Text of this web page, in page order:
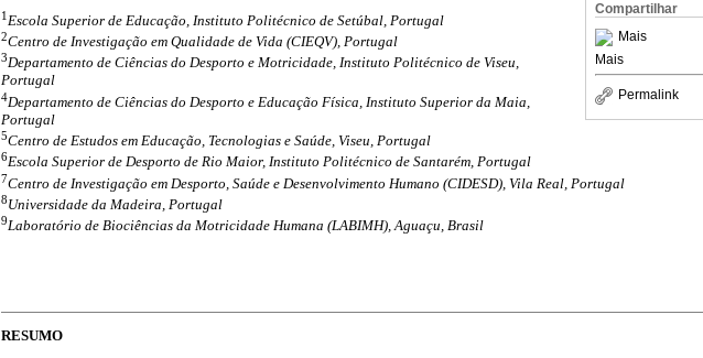
Compartilhar
Mais
Mais
Permalink
1 Escola Superior de Educação, Instituto Politécnico de Setúbal, Portugal
2Centro de Investigação em Qualidade de Vida (CIEQV), Portugal
3Departamento de Ciências do Desporto e Motricidade, Instituto Politécnico de Viseu,
Portugal
4Departamento de Ciências do Desporto e Educação Física, Instituto Superior da Maia,
Portugal
5Centro de Estudos em Educação, Tecnologias e Saúde, Viseu, Portugal
6Escola Superior de Desporto de Rio Maior, Instituto Politécnico de Santarém, Portugal
7Centro de Investigação em Desporto, Saúde e Desenvolvimento Humano (CIDESD), Vila Real, Portugal
8Universidade da Madeira, Portugal
9Laboratório de Biociências da Motricidade Humana (LABIMH), Aguaçu, Brasil
RESUMO